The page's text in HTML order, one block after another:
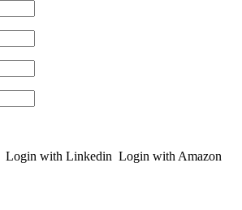
Login with Linkedin Login with Amazon